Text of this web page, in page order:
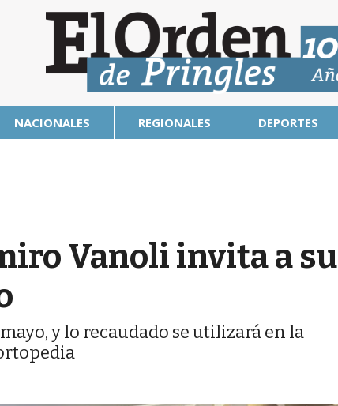
NACIONALES REGIONALES DEPORTES
Vanoli invita a su
y lo recaudado se utilizará en la